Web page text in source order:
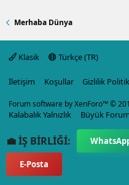
Merhaba Dünya
Klasik Türkçe (TR)
İletişim Koşullar Gizlilik
Forum software by XenForo™©
Kalabalık Yalnızlık Büyük Forum
💼 İŞ BİRLİĞİ:
E-Posta